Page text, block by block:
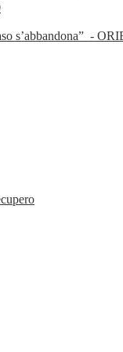
s’abbandona” -